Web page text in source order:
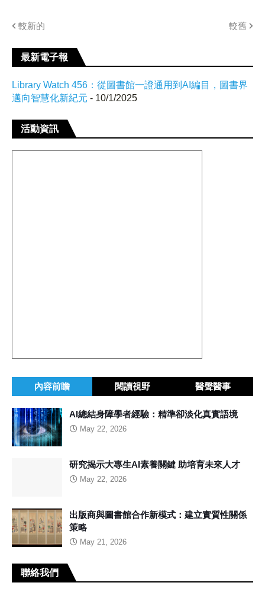
較新的 較舊
最新電子報
Library Watch 456：從圖書館一證通用到AI編目，圖書界
邁向智慧化新紀元 - 10/1/2025
活動資訊
內容前瞻 閱讀視野 醫聲醫事
AI總結身障學者經驗：精準卻淡化真實語境
May 22, 2026
研究揭示大專生AI素養關鍵 助培育未來人才
May 22, 2026
出版商與圖書館合作新模式：建立實質性關係
策略
May 21, 2026
聯絡我們